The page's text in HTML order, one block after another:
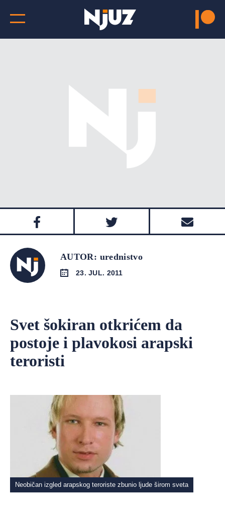
AUTOR: urednistvo
23. JUL. 2011
Svet šokiran otkrićem da
postoje i plavokosi arapski
teroristi
Neobičan izgled arapskog teroriste zbunio ljude širom sveta